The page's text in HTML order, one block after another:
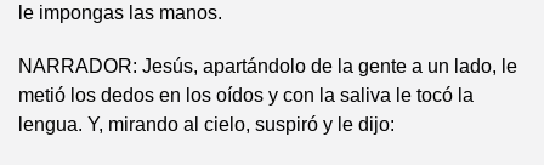
le impongas las manos.
NARRADOR: Jesús, apartándolo de la gente a un lado, le
metió los dedos en los oídos y con la saliva le tocó la
lengua. Y, mirando al cielo, suspiró y le dijo: